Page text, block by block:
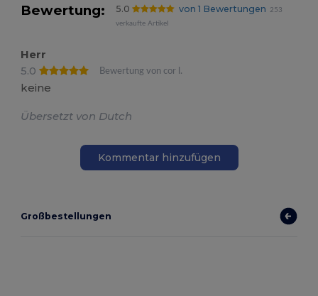
Bewertung: 5.0 von 1 Bewertungen
253
verkaufte Artikel
Herr
5.0
Bewertung von cor l.
keine
Übersetzt von Dutch
Kommentar hinzufügen
Großbestellungen